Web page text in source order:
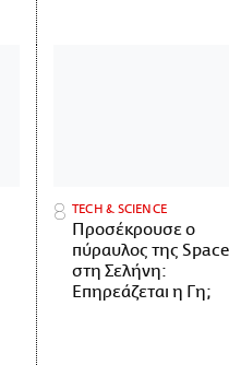
ΤECH & SCIENCE
Προσέκρουσε ο
πύραυλος της
στη Σελήνη:
Επηρεάζεται η Γη;